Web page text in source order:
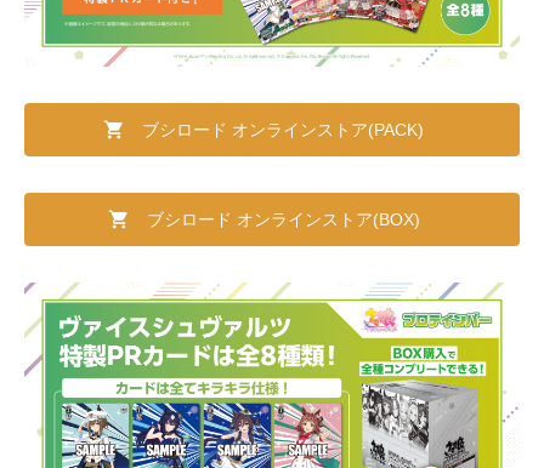
ブシロード オンラインストア(PACK)
ブシロード オンラインストア(BOX)